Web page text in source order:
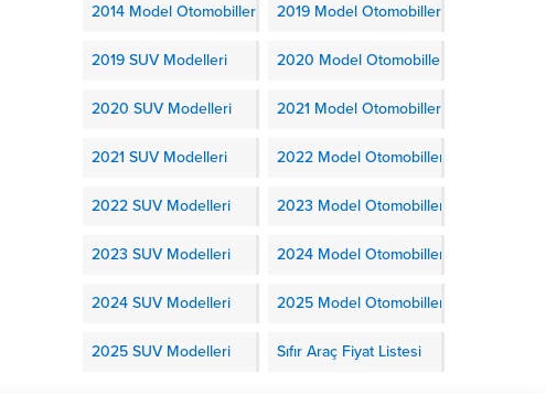
2014 Model Otomobiller 2019 Model Otomobiller
2019 SUV Modelleri 2020 Model Otomobiller
2020 SUV Modelleri 2021 Model Otomobiller
2021 SUV Modelleri 2022 Model Otomobiller
2022 SUV Modelleri 2023 Model Otomobiller
2023 SUV Modelleri 2024 Model Otomobiller
2024 SUV Modelleri 2025 Model Otomobiller
2025 SUV Modelleri Sıfır Araç Fiyat Listesi